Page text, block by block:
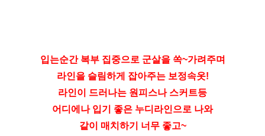
입는순간 복부 집중으로 군살을 쏙~가려주며
라인을 슬림하게 잡아주는 보정속옷!
라인이 드러나는 원피스나 스커트등
어디에나 입기 좋은 누디라인으로 나와
같이 매치하기 너무 좋고~